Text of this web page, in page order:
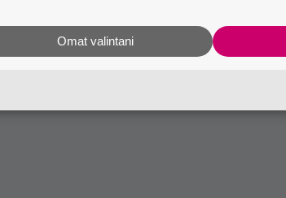
Omat valintani